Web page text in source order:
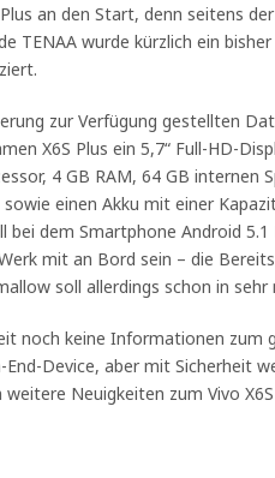
an den Start, denn seitens
TENAA wurde kürzlich ein
zur Verfügung gestellten
X6S Plus ein 5,7“ Full-HD-
4 GB RAM, 64 GB internen
einen Akku mit einer
bei dem Smartphone Android
mit an Bord sein – die
soll allerdings schon in
noch keine Informationen zum
End-Device, aber mit Sicherheit
weitere Neuigkeiten zum Vivo